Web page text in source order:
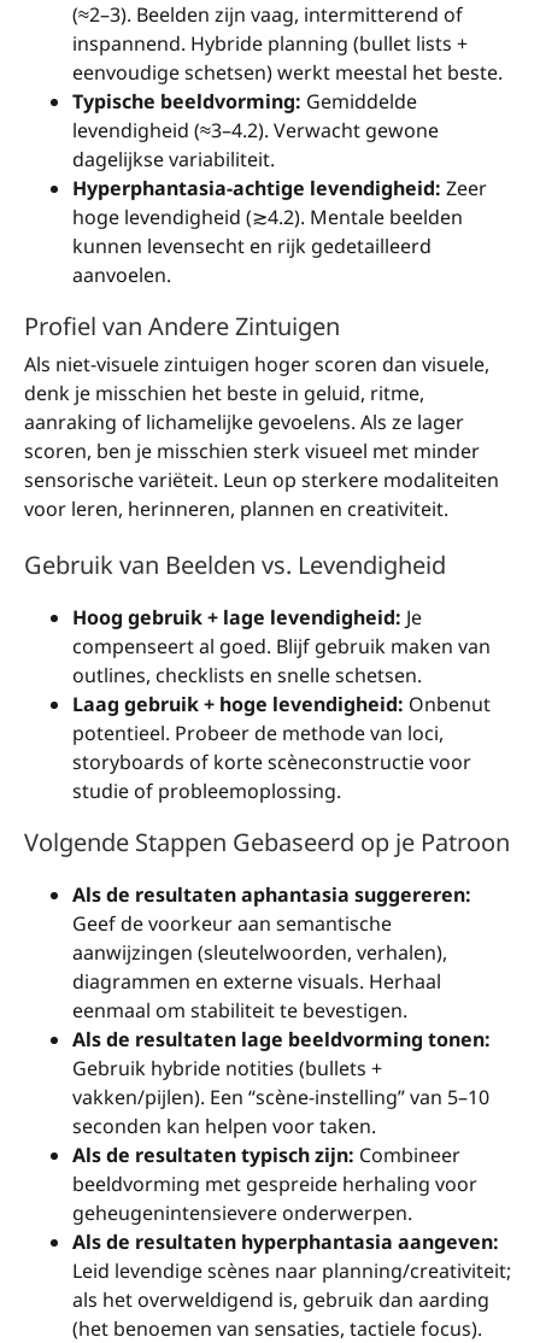
(≈2–3). Beelden zijn vaag, intermitterend of
inspannend. Hybride planning (bullet lists +
eenvoudige schetsen) werkt meestal het beste.
Typische beeldvorming: Gemiddelde
levendigheid (≈3–4.2). Verwacht gewone
dagelijkse variabiliteit.
Hyperphantasia-achtige levendigheid: Zeer
hoge levendigheid (≳4.2). Mentale beelden
kunnen levensecht en rijk gedetailleerd
aanvoelen.
Profiel van Andere Zintuigen
Als niet-visuele zintuigen hoger scoren dan visuele,
denk je misschien het beste in geluid, ritme,
aanraking of lichamelijke gevoelens. Als ze lager
scoren, ben je misschien sterk visueel met minder
sensorische variëteit. Leun op sterkere modaliteiten
voor leren, herinneren, plannen en creativiteit.
Gebruik van Beelden vs. Levendigheid
Hoog gebruik + lage levendigheid: Je
compenseert al goed. Blijf gebruik maken van
outlines, checklists en snelle schetsen.
Laag gebruik + hoge levendigheid: Onbenut
potentieel. Probeer de methode van loci,
storyboards of korte scèneconstructie voor
studie of probleemoplossing.
Volgende Stappen Gebaseerd op je Patroon
Als de resultaten aphantasia suggereren:
Geef de voorkeur aan semantische
aanwijzingen (sleutelwoorden, verhalen),
diagrammen en externe visuals. Herhaal
eenmaal om stabiliteit te bevestigen.
Als de resultaten lage beeldvorming tonen:
Gebruik hybride notities (bullets +
vakken/pijlen). Een “scène-instelling” van 5–10
seconden kan helpen voor taken.
Als de resultaten typisch zijn: Combineer
beeldvorming met gespreide herhaling voor
geheugenintensievere onderwerpen.
Als de resultaten hyperphantasia aangeven:
Leid levendige scènes naar planning/creativiteit;
als het overweldigend is, gebruik dan aarding
(het benoemen van sensaties, tactiele focus).